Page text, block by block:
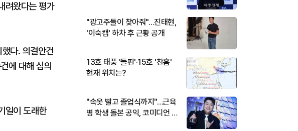
려왔다는 평가
다. 의결안건
에 대해 심의
일이 도래한
"광고주들이 찾아줘"…진태현,
'이숙캠' 하차 후 근황 공개
13호 태풍 '돌핀'·15호 '찬홈'
현재 위치는?
"속옷 빨고 졸업식까지"…근육
병 학생 돌본 공익, 코미디언 김